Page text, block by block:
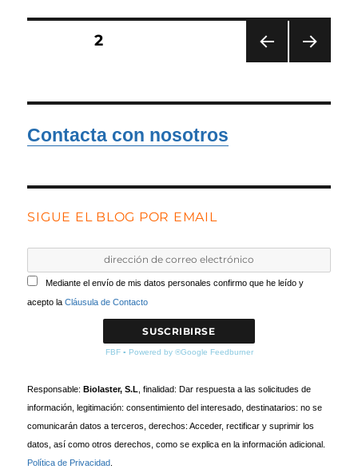
Navegación
entradas
ANT
PÁGINA2
PÁGI
Contacta con nosotros
SIGUE EL BLOG POR EMAIL
Mediante el envío de mis datos personales confirmo que he leído y
acepto laCláusula de Contacto
FBF▪ Powered by ®Google Feedburner
Responsable:Biolaster, S.L , finalidad: Dar respuesta a las solicitudes de
información, legitimación: consentimiento del interesado, destinatarios: no se
comunicarán datos a terceros, derechos: Acceder, rectificar y suprimir los
datos, así como otros derechos, como se explica en la información adicional.
Política de Privacidad